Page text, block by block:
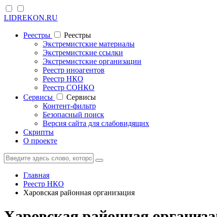
LIDREKON.RU
Реестры
Реестры
Экстремистские материалы
Экстремистские ссылки
Экстремистские организации
Реестр иноагентов
Реестр НКО
Реестр СОНКО
Cервисы
Cервисы
Контент-фильтр
Безопасный поиск
Версия сайта для слабовидящих
Скрипты
О проекте
Главная
Реестр НКО
Харовская районная организация